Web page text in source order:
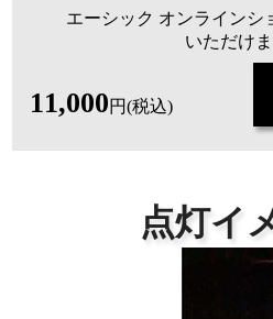
エーシック オンラインシ
いただけま
11,000円(税込)
点灯イ